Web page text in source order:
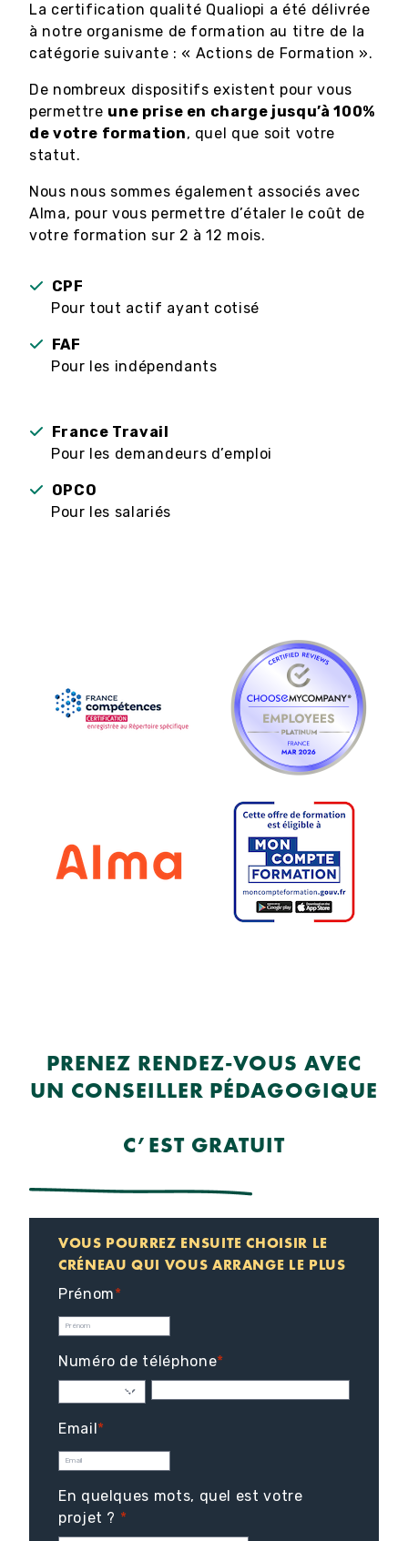
La certification qualité Qualiopi a été délivrée
à notre organisme de formation au titre de la
catégorie suivante : « Actions de Formation ».
De nombreux dispositifs existent pour vous
permettre une prise en charge jusqu’à 100%
de votre formation, quel que soit votre
statut.
Nous nous sommes également associés avec
Alma, pour vous permettre d’étaler le coût de
votre formation sur 2 à 12 mois.
CPF
Pour tout actif ayant cotisé
FAF
Pour les indépendants
France Travail
Pour les demandeurs d’emploi
OPCO
Pour les salariés
PRENEZ RENDEZ-VOUS AVEC
UN CONSEILLER PÉDAGOGIQUE
C’EST GRATUIT
VOUS POURREZ ENSUITE CHOISIR LE
CRÉNEAU QUI VOUS ARRANGE LE PLUS
Prénom*
Numéro de téléphone*
Email*
En quelques mots, quel est votre
projet ? *